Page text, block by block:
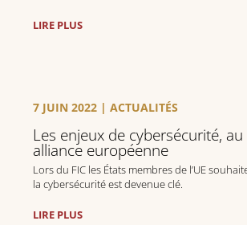
LIRE PLUS
Les enjeux de cybersécurité,
alliance européenne
7 JUIN 2022 |ACTUALITÉS
Lors du FIC les États membres de l’UE
la cybersécurité est devenue clé.
LIRE PLUS